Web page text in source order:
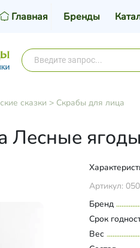
Главная Бренды
сказки > Скрабы для лица
Лесные
Артикул:
Бренд
Срок
Вес